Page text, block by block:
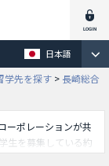
日本語
学先を探す > 長崎総合
ーポレーションが共
生を募集している約